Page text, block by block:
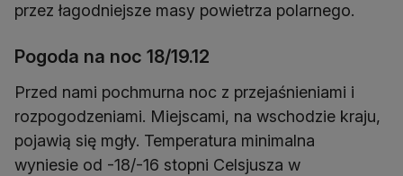
przez łagodniejsze masy powietrza polarnego.
Pogoda na noc 18/19.12
Przed nami pochmurna noc z przejaśnieniami i
rozpogodzeniami. Miejscami, na wschodzie kraju,
pojawią się mgły. Temperatura minimalna
wyniesie od -18/-16 stopni Celsjusza w